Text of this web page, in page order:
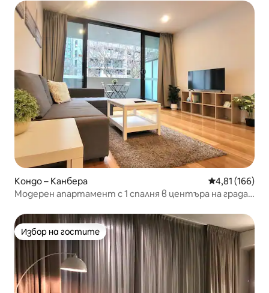
Кондо – Канбера Средна
4,81 (166)
Модерен апартамент с 1 спалня в центъра на града,
Избор на гостите
Избор на гостите